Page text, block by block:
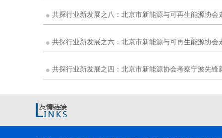
共探行业新发展之四：北京市新能源协会考察宁波先锋